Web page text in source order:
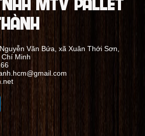
Văn Bứa, xã Xuân Thới Sơn,
Minh